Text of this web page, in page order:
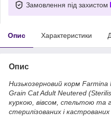
Замовлення під захистом
Опис Характеристики
Опис
Низькозерновий корм
Grain Cat Adult Neutered
куркою, вівсом, спельтою та
стерилізованих і кастрованих